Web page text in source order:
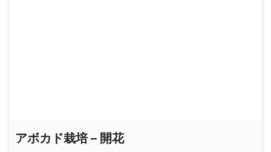
アボカド栽培 – 開花